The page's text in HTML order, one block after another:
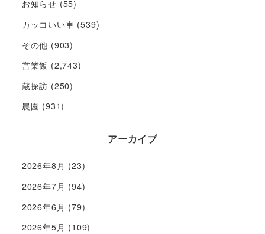
お知らせ (55)
カッコいい車 (539)
その他 (903)
営業飯 (2,743)
蔵探訪 (250)
農園 (931)
アーカイブ
2026年8月 (23)
2026年7月 (94)
2026年6月 (79)
2026年5月 (109)